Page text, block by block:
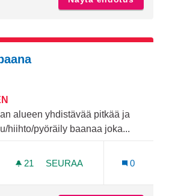
alueen yhdistävää pitkää ja
hiihto/pyöräily baanaa joka...
21 21 SEURAAJAA
SEURAA
0